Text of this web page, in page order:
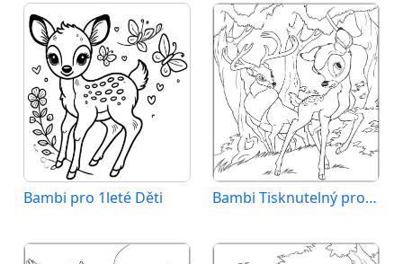
Bambi pro 1leté Děti Bambi Tisknutelný pro Děti